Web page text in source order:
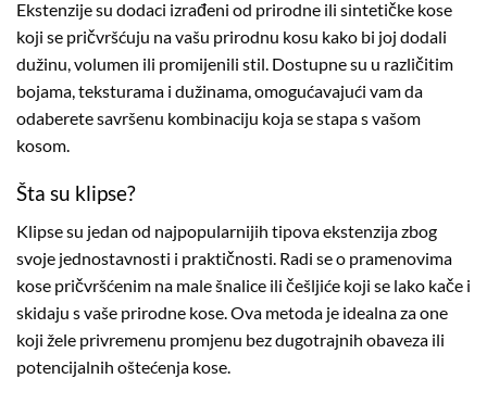
Ekstenzije su dodaci izrađeni od prirodne ili sintetičke kose
koji se pričvršćuju na vašu prirodnu kosu kako bi joj dodali
dužinu, volumen ili promijenili stil. Dostupne su u različitim
bojama, teksturama i dužinama, omogućavajući vam da
odaberete savršenu kombinaciju koja se stapa s vašom
kosom.
Šta su klipse?
Klipse su jedan od najpopularnijih tipova ekstenzija zbog
svoje jednostavnosti i praktičnosti. Radi se o pramenovima
kose pričvršćenim na male šnalice ili češljiće koji se lako kače i
skidaju s vaše prirodne kose. Ova metoda je idealna za one
koji žele privremenu promjenu bez dugotrajnih obaveza ili
potencijalnih oštećenja kose.